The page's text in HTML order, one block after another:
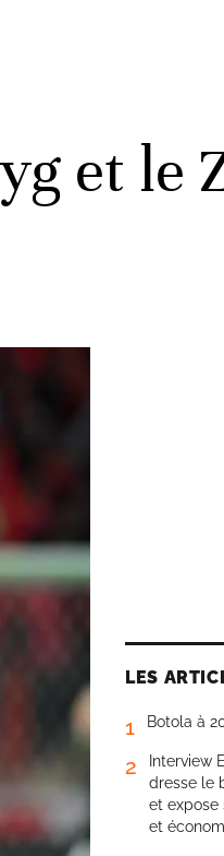
et le
LES
1 Botola à
2
Interview
dresse le
et expose
et